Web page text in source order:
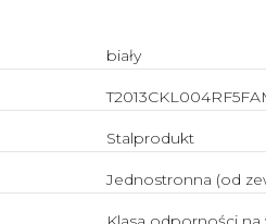
biały
Stalprodukt
Jednostronna (od